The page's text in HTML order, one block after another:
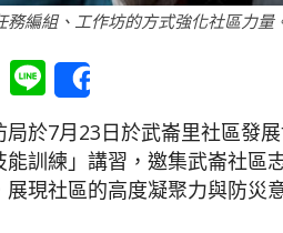
務編組、工作坊的方式強化社區力量
Twitter
Line
局於7月23日於武崙里社區發
能訓練」講習，邀集武崙社區
展現社區的高度凝聚力與防災